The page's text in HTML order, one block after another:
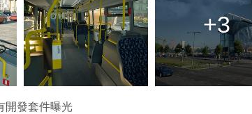
+3
開發套件曝光